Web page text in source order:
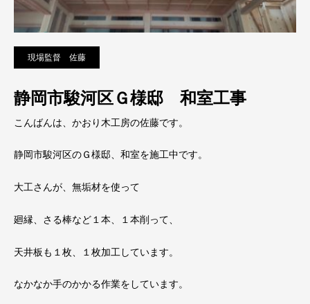
現場監督 佐藤
静岡市駿河区Ｇ様邸 和室工事
こんばんは、かおり木工房の佐藤です。
静岡市駿河区のＧ様邸、和室を施工中です。
大工さんが、無垢材を使って
廻縁、さる棒など１本、１本削って、
天井板も１枚、１枚加工しています。
なかなか手のかかる作業をしています。